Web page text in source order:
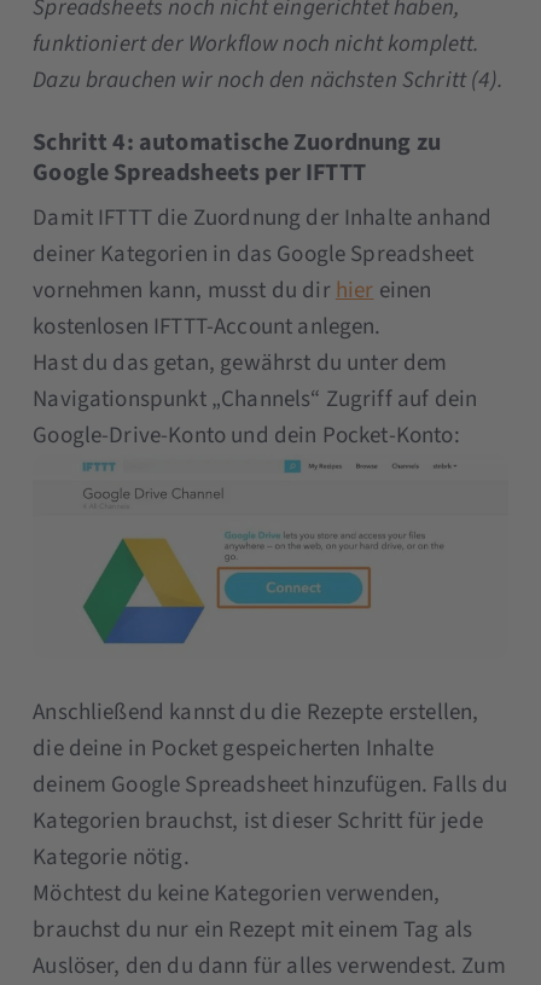
Spreadsheets noch nicht eingerichtet haben,
funktioniert der Workflow noch nicht komplett.
Dazu brauchen wir noch den nächsten Schritt (4).
Schritt 4: automatische Zuordnung zu
Google Spreadsheets per IFTTT
Damit IFTTT die Zuordnung der Inhalte anhand
deiner Kategorien in das Google Spreadsheet
vornehmen kann, musst du dirhiereinen
kostenlosen IFTTT-Account anlegen.
Hast du das getan, gewährst du unter dem
Navigationspunkt „Channels“ Zugriff auf dein
Google-Drive-Konto und dein Pocket-Konto:
Anschließend kannst du die Rezepte erstellen,
die deine in Pocket gespeicherten Inhalte
deinem Google Spreadsheet hinzufügen. Falls du
Kategorien brauchst, ist dieser Schritt für jede
Kategorie nötig.
Möchtest du keine Kategorien verwenden,
brauchst du nur ein Rezept mit einem Tag als
Auslöser, den du dann für alles verwendest. Zum